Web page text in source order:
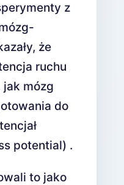
z
że
ruchu
jak mózg
do
potential) .
to jako